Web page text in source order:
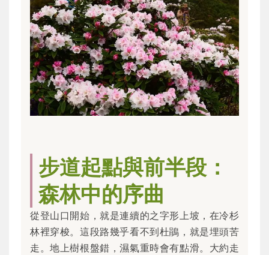
步道起點與前半段：
森林中的序曲
從登山口開始，就是連續的之字形上坡，在冷杉
林裡穿梭。這段路幾乎看不到杜鵑，就是埋頭苦
走。地上樹根盤錯，濕氣重時會有點滑。大約走